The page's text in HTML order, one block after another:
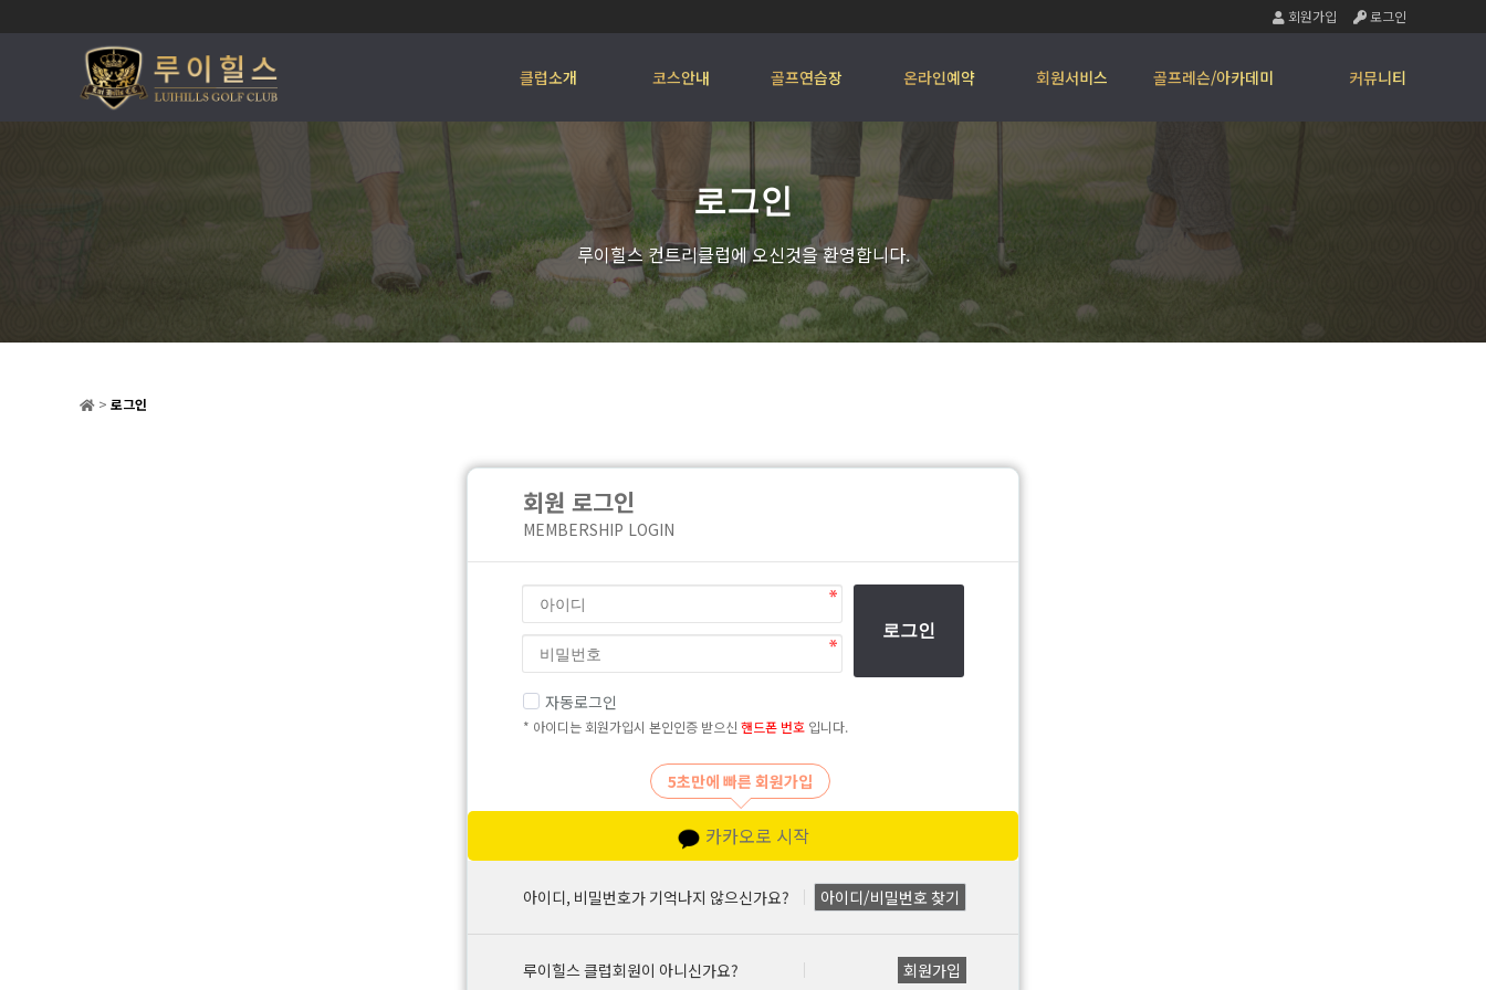
회원가입 로그인
클럽소개 코스안내 골프연습장 온라인예약 회원서비스 골프레슨/아카데미 커뮤니티
로그인
루이힐스 컨트리클럽에 오신것을 환영합니다.
> 로그인
회원 로그인
MEMBERSHIP LOGIN
로그인
자동로그인
* 아이디는 회원가입시 본인인증 받으신 핸드폰 번호 입니다.
카카오로 시작
5초만에 빠른 회원가입
아이디, 비밀번호가 기억나지 않으신가요? 아이디/비밀번호 찾기
루이힐스 클럽회원이 아니신가요? 회원가입